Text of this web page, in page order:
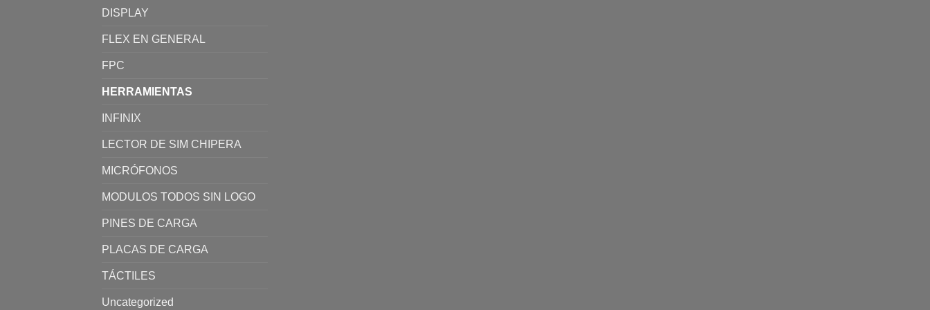
DISPLAY
FLEX EN GENERAL
FPC
HERRAMIENTAS
INFINIX
LECTOR DE SIM CHIPERA
MICRÓFONOS
MODULOS TODOS SIN LOGO
PINES DE CARGA
PLACAS DE CARGA
TÁCTILES
Uncategorized